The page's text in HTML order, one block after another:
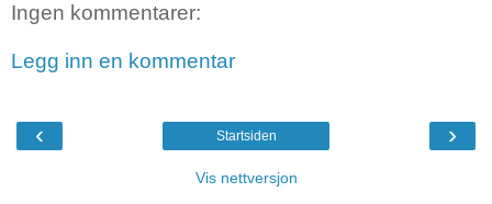
Ingen kommentarer:
Legg inn en kommentar
‹ ›
Startsiden
Vis nettversjon